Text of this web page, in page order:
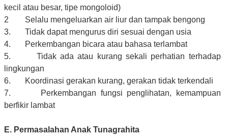
kecil atau besar, tipe mongoloid)
2 Selalu mengeluarkan air liur dan tampak bengong
3. Tidak dapat mengurus diri sesuai dengan usia
4. Perkembangan bicara atau bahasa terlambat
5. Tidak ada atau kurang sekali perhatian terhadap
lingkungan
6. Koordinasi gerakan kurang, gerakan tidak terkendali
7. Perkembangan fungsi penglihatan, kemampuan
berfikir lambat
E. Permasalahan Anak Tunagrahita